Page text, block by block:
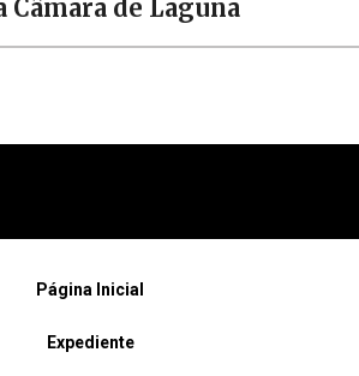
Câmara de Laguna
Página Inicial
Expediente